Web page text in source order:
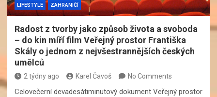
LIFESTYLE
ZAHRANIČÍ
Radost z tvorby jako způsob života a svoboda
– do kin míří film Veřejný prostor Františka
Skály o jednom z nejvšestrannějších českých
umělců
2 týdny ago Karel Čavoš No Comments
Celovečerní devadesátiminutový dokument Veřejný prostor